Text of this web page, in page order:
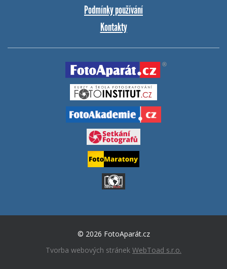
Podmínky používání
Kontakty
© 2026 FotoAparát.cz
Tvorba webových stránek WebToad s.r.o.